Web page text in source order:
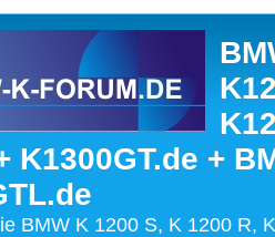
K1300GT.de +
BMW K 1200 S, K 1200 R,